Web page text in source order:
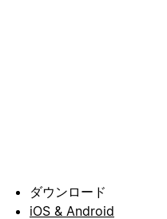
ダウンロード
iOS & Android